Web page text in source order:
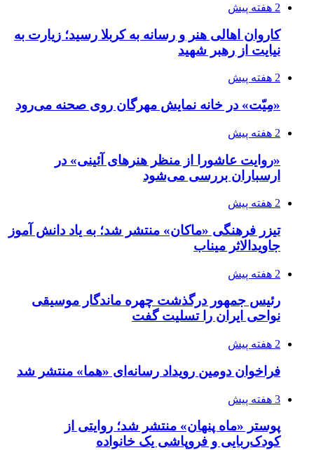
2 هفته پیش
کاروان اهالی هنر و رسانه به کربلا رسید؛ زیارت به
نیایت از رهبر شهید
2 هفته پیش
«مِیّت» در خانه نمایش مهرگان روی صحنه می‌رود
2 هفته پیش
«روایت عاشورا از منظر هنرهای آئینی» در
ارسباران بررسی می‌شود
2 هفته پیش
تیزر فرهنگی «ماکان» منتشر شد؛ به یاد دانش آموز
جاویدالاثر میناب
2 هفته پیش
رئیس جمهور درگذشت چهره ماندگار موسیقی
نواحی ایران را تسلیت گفت
2 هفته پیش
فراخوان دومین رویداد رسانه‌ای «هما» منتشر شد
3 هفته پیش
پوستر «ماه پنهان» منتشر شد؛ روایتی از
کودک‌ربایی و فروپاشی یک خانواده